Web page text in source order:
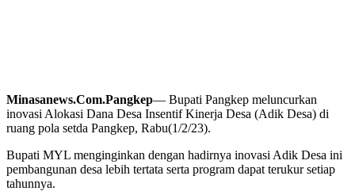
Minasanews.Com.Pangkep— Bupati Pangkep meluncurkan
inovasi Alokasi Dana Desa Insentif Kinerja Desa (Adik Desa) di
ruang pola setda Pangkep, Rabu(1/2/23).
Bupati MYL menginginkan dengan hadirnya inovasi Adik Desa ini
pembangunan desa lebih tertata serta program dapat terukur setiap
tahunnya.